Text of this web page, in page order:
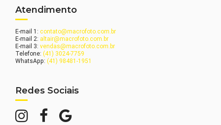
Atendimento
E-mail 1:contato@macrofoto.com.br
E-mail 2: altair@macrofoto.com.br
E-mail 3:vendas@macrofoto.com.br
Telefone:(41) 3024-7759
WhatsApp:(41) 98481-1951
Redes Sociais